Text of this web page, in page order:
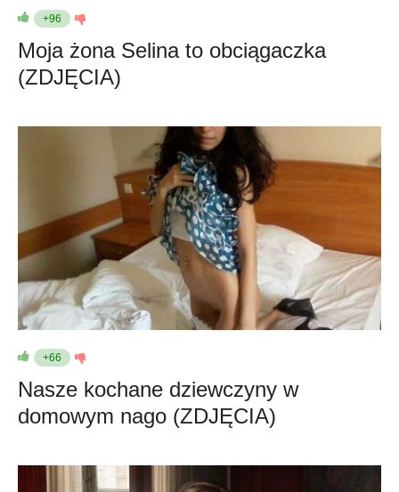
+96
Moja żona Selina to obciągaczka
(ZDJĘCIA)
+66
Nasze kochane dziewczyny w
domowym nago (ZDJĘCIA)